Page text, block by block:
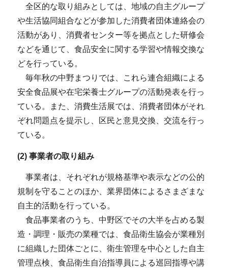
全区的な取り組みとしては、地域の自主グループ
や生活協同組合などが参加した消費者団体連絡会の
活動があり、消費者センター等を拠点とした研修会
などを通じて、食品安全に関する学習や情報交換な
どを行っている。
毎年秋の中野まつりでは、これら連合組織による
安全食品展や在宅栄養士グループの活動発表を行っ
ている。また、消費生活展では、消費者団体がそれ
ぞれ問題点を提示し、区民と意見交換、交流を行っ
ている。
(2) 事業者の取り組み
事業者は、それぞれが規格基準や表示などの公的
規制を守ることのほか、業界団体によるさまざまな
自主的活動を行っている。
食品事業者のうち、中野区でその大半を占める製
造・調理・販売の業種では、食品衛生協会が業種別
に組織した団体ごとに、衛生管理を中心とした自主
管理点検、食品衛生自治指導員による巡回指導や講